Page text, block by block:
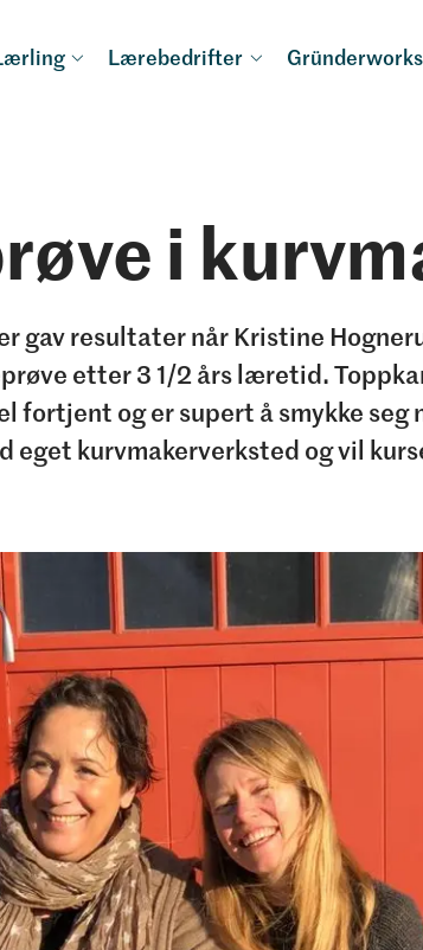
Lærebedrifter
i
gav resultater når Kristine
etter 3 1/2 års læretid.
fortjent og er supert å smykke seg
eget kurvmakerverksted og vil